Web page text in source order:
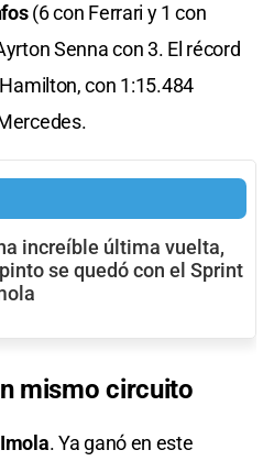
(6 con Ferrari y 1 con
Senna con 3. El récord
con 1:15.484
increíble última vuelta,
se quedó con el Sprint
mismo circuito
. Ya ganó en este